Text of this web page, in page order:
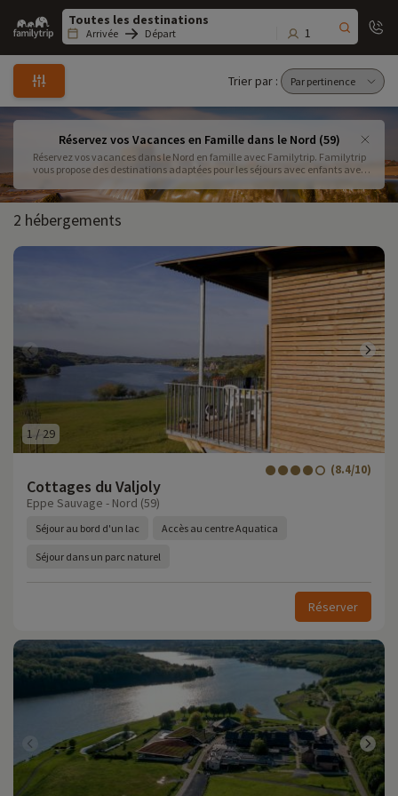
Family
trip
Arrivée Départ 1
Trier par :
Réservez vos Vacances en Famille dans le Nord (59)
Réservez vos vacances dans le Nord en famille avec Familytrip. Familytrip
vous propose des destinations adaptées pour les séjours avec enfants avec
c'est tout au nord et c'est très joli !
2 hébergements
1 / 29
Cottages du Valjoly
(8.4/10)
Eppe Sauvage - Nord (59)
Séjour au bord d'un lac Accès au centre Aquatica
Séjour dans un parc naturel
Réserver